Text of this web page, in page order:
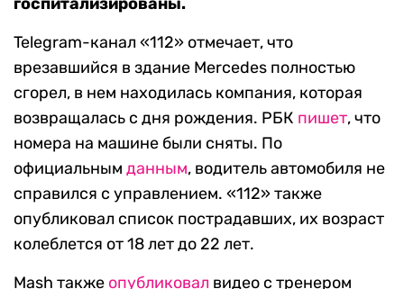
Telegram-канал «112» отмечает, что
врезавшийся в здание Mercedes полностью
сгорел, в нем находилась компания, которая
возвращалась с дня рождения. РБК пишет, что
номера на машине были сняты. По
официальным данным, водитель автомобиля не
справился с управлением. «112» также
опубликовал список пострадавших, их возраст
колеблется от 18 лет до 22 лет.
Mash также опубликовал видео с тренером